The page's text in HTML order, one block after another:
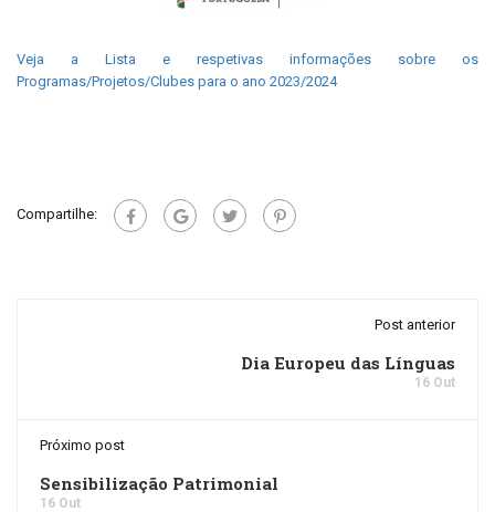
Veja a Lista e respetivas informações sobre os
Programas/Projetos/Clubes para o ano 2023/2024
Compartilhe:
Post anterior
Dia Europeu das Línguas
16 Out
Próximo post
Sensibilização Patrimonial
16 Out